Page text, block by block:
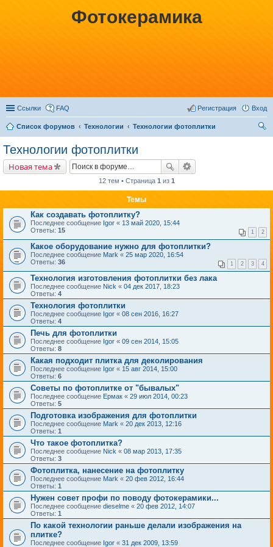
Фотокерамика
Ссылки FAQ Вход
Регистрация
Список форумов Технологии
Технологии фотоплитки
Технологии фотоплитки
Новая тема
12 тем • Страница 1 из 1
Темы
Как создавать фотоплитку?
Последнее сообщение Igor « 13 май 2020, 15:44
Ответы: 15 1 2
Какое оборудование нужно для фотоплитки?
Последнее сообщение Mark « 25 мар 2020, 16:54
Ответы: 36 1 2 3 4
Технология изготовления фотоплитки без лака
Последнее сообщение Nick « 04 дек 2017, 18:23
Ответы: 4
Технология фотоплитки
Последнее сообщение Igor « 08 сен 2016, 16:27
Ответы: 4
Печь для фотоплитки
Последнее сообщение Igor « 09 сен 2014, 15:05
Ответы: 8
Какая подходит плитка для деколирования
Последнее сообщение Igor « 15 авг 2014, 15:00
Ответы: 6
Советы по фотоплитке от "бывалых"
Последнее сообщение Ермак « 29 июл 2014, 00:23
Ответы: 5
Подготовка изображения для фотоплитки
Последнее сообщение Mark « 20 дек 2013, 12:16
Ответы: 1
Что такое фотоплитка?
Последнее сообщение Nick « 08 мар 2013, 17:35
Ответы: 3
Фотоплитка, нанесение на фотоплитку
Последнее сообщение Mark « 20 фев 2012, 16:44
Ответы: 1
Нужен совет профи по поводу фотокерамики...
Последнее сообщение dieselme « 20 фев 2012, 14:07
Ответы: 1
По какой технологии раньше делали изображения на
плитке?
Последнее сообщение Igor « 31 дек 2009, 13:59